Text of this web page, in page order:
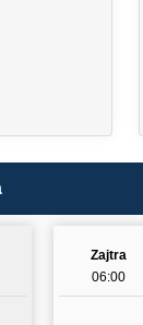
Zajtra
06:00